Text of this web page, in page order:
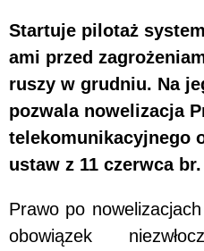
Startuje pilotaż
ami przed
ruszy w grudniu. Na
pozwala nowelizacja
telekomunikacyjnego
ustaw z 11 czerwca br.
Prawo po
obowiązek